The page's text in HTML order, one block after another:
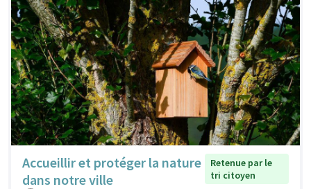
Accueillir et protéger la nature
dans notre ville
Retenue par le
tri citoyen